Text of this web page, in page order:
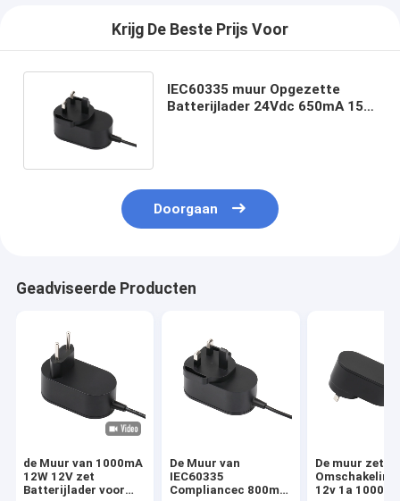
Krijg De Beste Prijs Voor
IEC60335 muur Opgezette
Batterijlader 24Vdc 650mA 15W
Doorgaan
Geadviseerde Producten
de Muur van 1000mA
12W 12V zet
Batterijlader voor
De Muur van
IEC60335
Compliancec 800mA
De muur zet
12v 1a